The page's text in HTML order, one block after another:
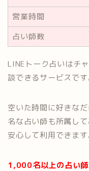
営業時間
占い師数
LINEトーク占いはチ
談できるサービスです
空いた時間に好きな
名な占い師も所属し
安心して利用できます
1,000名以上の占い